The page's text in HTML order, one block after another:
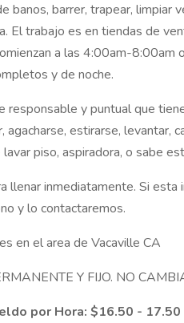
banos, barrer, trapear, limpiar
El trabajo es en tiendas de
a las 4:00am-
y de noche.
responsable y puntual que
agacharse, estirarse, levantar,
piso, aspiradora, o sabe
llenar inmediatamente. Si
y lo contactaremos.
en el area de Vacaville CA
Y FIJO. NO
por Hora: $16.50 - 17.50